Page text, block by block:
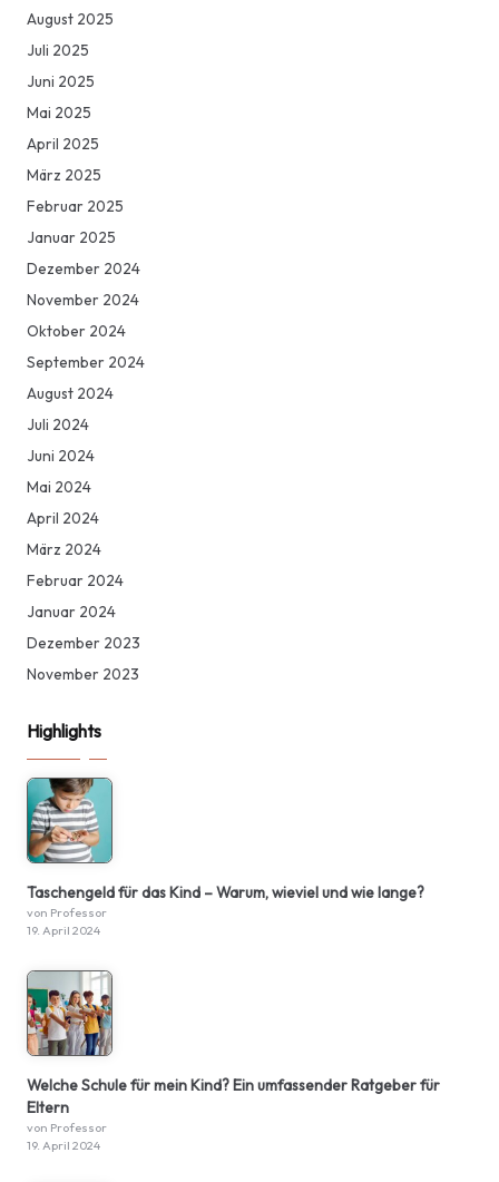
August 2025
Juli 2025
Juni 2025
Mai 2025
April 2025
März 2025
Februar 2025
Januar 2025
Dezember 2024
November 2024
Oktober 2024
September 2024
August 2024
Juli 2024
Juni 2024
Mai 2024
April 2024
März 2024
Februar 2024
Januar 2024
Dezember 2023
November 2023
Highlights
Taschengeld für das Kind – Warum, wieviel und wie lange?
von Professor
19. April 2024
Welche Schule für mein Kind? Ein umfassender Ratgeber für
Eltern
von Professor
19. April 2024